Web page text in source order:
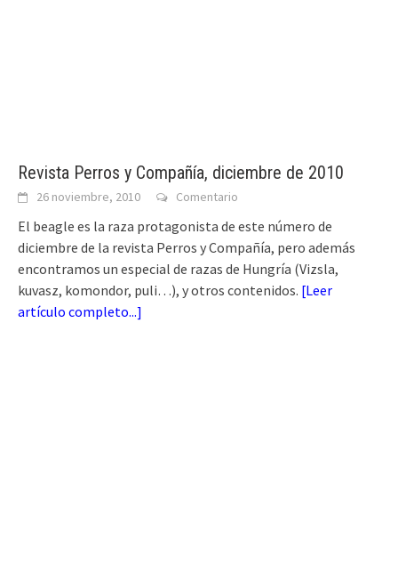
Revista Perros y Compañía, diciembre de 2010
26 noviembre, 2010 Comentario
El beagle es la raza protagonista de este número de
diciembre de la revista Perros y Compañía, pero además
encontramos un especial de razas de Hungría (Vizsla,
kuvasz, komondor, puli…), y otros contenidos. [Leer
artículo completo...]